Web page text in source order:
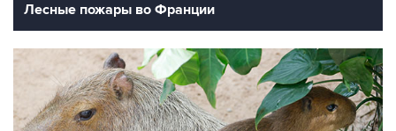
Лесные пожары во Франции